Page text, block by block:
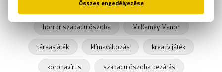
escape játékok
Végtelen útvesztő
horror szabadulószoba
McKamey Manor
társasjáték
klímaváltozás
kreatív játék
koronavírus
szabadulószoba bezárás